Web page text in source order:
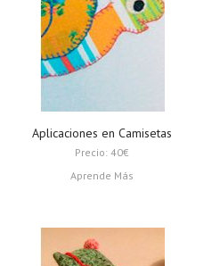
Aplicaciones en Camisetas
Precio: 40€
Aprende Más